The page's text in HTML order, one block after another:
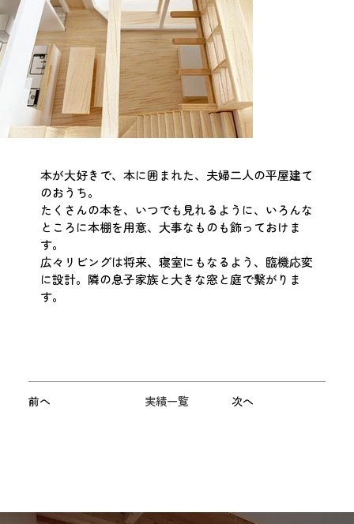
本が大好きで、本に囲まれた、夫婦二人の平屋建て
のおうち。
たくさんの本を、いつでも見れるように、いろんな
ところに本棚を用意、大事なものも飾っておけま
す。
広々リビングは将来、寝室にもなるよう、臨機応変
に設計。隣の息子家族と大きな窓と庭で繋がりま
す。
実績一覧
前へ 次へ